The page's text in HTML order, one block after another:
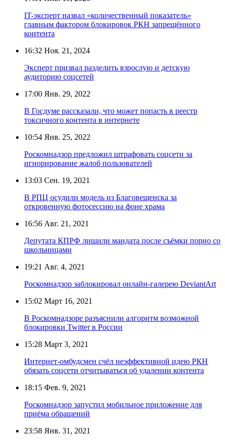
IT-эксперт назвал «количественный показатель»
главным фактором блокировок РКН запрещённого
контента
16:32 Ноя. 21, 2024
Эксперт призвал разделить взрослую и детскую
аудиторию соцсетей
17:00 Янв. 29, 2022
В Госдуме рассказали, что может попасть в реестр
токсичного контента в интернете
10:54 Янв. 25, 2022
Роскомнадзор предложил штрафовать соцсети за
игнорирование жалоб пользователей
13:03 Сен. 19, 2021
В РПЦ осудили модель из Благовещенска за
откровенную фотосессию на фоне храма
16:56 Авг. 21, 2021
Депутата КПРФ лишили мандата после съёмки порно со
школьницами
19:21 Авг. 4, 2021
Роскомнадзор заблокировал онлайн-галерею DeviantArt
15:02 Март 16, 2021
В Роскомнадзоре разъяснили алгоритм возможной
блокировки Twitter в России
15:28 Март 3, 2021
Интернет-омбудсмен счёл неэффективной идею РКН
обязать соцсети отчитываться об удалении контента
18:15 Фев. 9, 2021
Роскомнадзор запустил мобильное приложение для
приёма обращений
23:58 Янв. 31, 2021